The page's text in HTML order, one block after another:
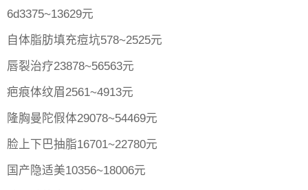
6d3375~13629元
自体脂肪填充痘坑578~2525元
唇裂治疗23878~56563元
疤痕体纹眉2561~4913元
隆胸曼陀假体29078~54469元
脸上下巴抽脂16701~22780元
国产隐适美10356~18006元